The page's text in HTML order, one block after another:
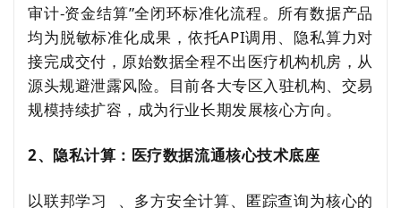
审计-资金结算”全闭环标准化流程。所有数据产品
均为脱敏标准化成果，依托API调用、隐私算力对
接完成交付，原始数据全程不出医疗机构机房，从
源头规避泄露风险。目前各大专区入驻机构、交易
规模持续扩容，成为行业长期发展核心方向。
2、隐私计算：医疗数据流通核心技术底座
以联邦学习
、多方安全计算、匿踪查询为核心的